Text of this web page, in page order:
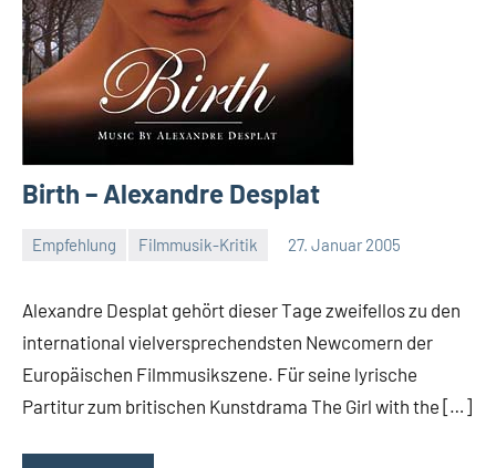
Birth – Alexandre Desplat
Empfehlung Filmmusik-Kritik 27. Januar 2005
Alexandre Desplat gehört dieser Tage zweifellos zu den
international vielversprechendsten Newcomern der
Europäischen Filmmusikszene. Für seine lyrische
Partitur zum britischen Kunstdrama The Girl with the […]